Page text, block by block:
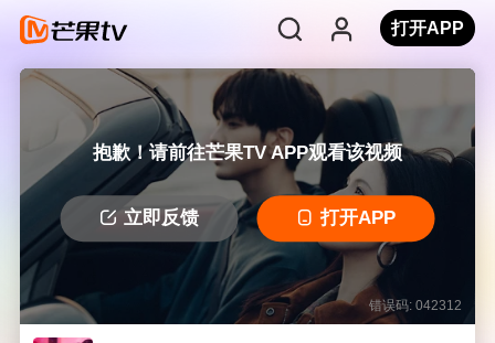
打开APP
抱歉！请前往芒果TV APP观看该视频
立即反馈 打开APP
错误码: 042312